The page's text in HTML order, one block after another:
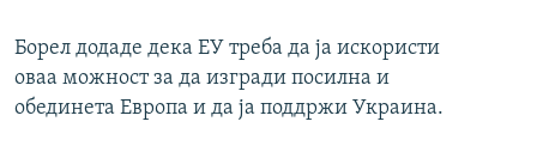
Борел додаде дека ЕУ треба да ја искористи
оваа можност за да изгради посилна и
обединета Европа и да ја поддржи Украина.